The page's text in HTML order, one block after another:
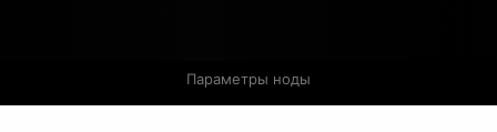
Параметры ноды